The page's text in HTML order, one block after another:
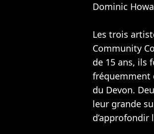
Dominic
Les trois
Community
de 15 ans, ils
fréquemment
du Devon.
leur grande
d’approfondir